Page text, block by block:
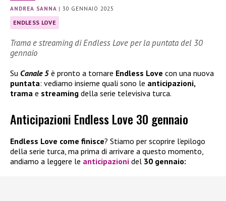
ANDREA SANNA |30 GENNAIO 2025
ENDLESS LOVE
Trama e streaming di Endless Love per la puntata del 30
gennaio
Su Canale 5 è pronto a tornare Endless Love con una nuova
puntata: vediamo insieme quali sono le anticipazioni,
trama e streaming della serie televisiva turca.
Anticipazioni Endless Love 30 gennaio
Endless Love come finisce? Stiamo per scoprire l’epilogo
della serie turca, ma prima di arrivare a questo momento,
andiamo a leggere le anticipazioni del 30 gennaio: